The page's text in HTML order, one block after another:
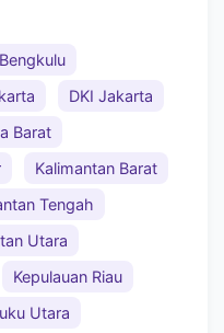
Bengkulu
DKI Jakarta
Barat
Kalimantan Barat
Tengah
Utara
Kepulauan Riau
Utara